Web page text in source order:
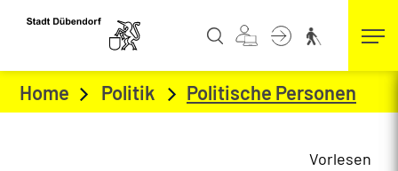
Kopfzeile
Vorlesen
Home Politik Politische Personen